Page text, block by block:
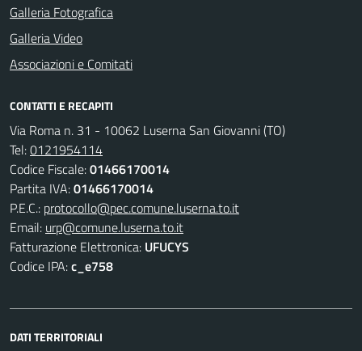
Galleria Fotografica
Galleria Video
Associazioni e Comitati
CONTATTI E RECAPITI
Via Roma n. 31 - 10062 Luserna San Giovanni (TO)
Tel:0121954114
Codice Fiscale:01466170014
Partita IVA:01466170014
P.E.C.: protocollo@pec.comune.luserna.to.it
Email: urp@comune.luserna.to.it
Fatturazione Elettronica: UFUCYS
Codice IPA:c_e758
DATI TERRITORIALI